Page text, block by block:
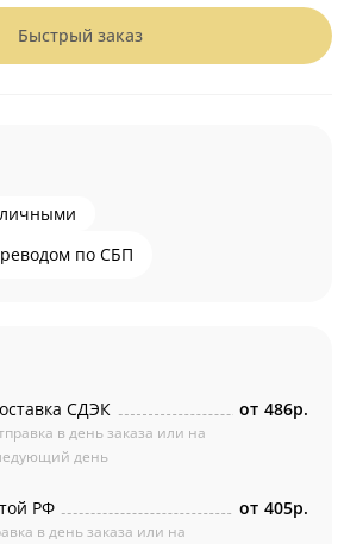
Быстрый заказ
по СБП
СДЭК
в день заказа или на
день
от 486р.
РФ
в день заказа или на
от 405р.